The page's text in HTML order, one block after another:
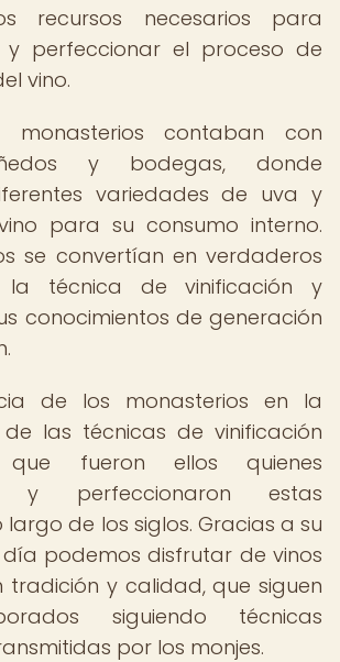
recursos necesarios para
y perfeccionar el proceso de
vino.
monasterios contaban con
y bodegas, donde
variedades de uva y
para su consumo interno.
se convertían en verdaderos
la técnica de vinificación y
conocimientos de generación
de los monasterios en la
de las técnicas de vinificación
fueron ellos quienes
y perfeccionaron estas
de los siglos. Gracias a su
podemos disfrutar de vinos
y calidad, que siguen
siguiendo técnicas
por los monjes.